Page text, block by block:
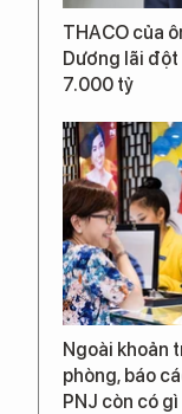
THACO của
Dương lãi đột
7.000 tỷ
Ngoài khoản
phòng, báo
PNJ còn có